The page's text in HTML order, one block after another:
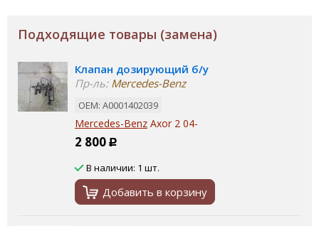
Подходящие товары (замена)
Клапан дозирующий б/у
Пр-ль:Mercedes-Benz
ОЕМ: A0001402039
Mercedes-Benz Axor 2 04-
2 800 Р
В наличии: 1 шт.
Добавить в корзину